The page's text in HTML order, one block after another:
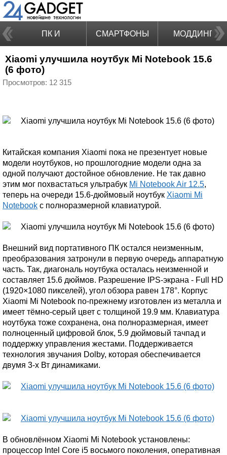
ПК И
НОУТБУКИ
СМАРТФОНЫ МОДДИНГ
Xiaomi улучшила ноутбук Mi Notebook 15.6
(6 фото)
Просмотров: 12 315
Китайская компания Xiaomi пока не презентует новые
модели ноутбуков, но прошлогодние модели одна за
одной получают достойное обновление. Не так давно
этим мог похвастаться ультрабук Mi Notebook Air 12.5,
теперь на очереди 15.6-дюймовый ноутбук Xiaomi Mi
Notebook с полноразмерной клавиатурой.
Внешний вид портативного ПК остался неизменным,
преобразования затронули в первую очередь аппаратную
часть. Так, диагональ ноутбука осталась неизменной и
составляет 15.6 дюймов. Разрешение IPS-экрана - Full HD
(1920×1080 пикселей), угол обзора равен 178°. Корпус
Xiaomi Mi Notebook по-прежнему изготовлен из металла и
имеет тёмно-серый цвет с толщиной 19.9 мм. Клавиатура
ноутбука тоже сохранена, она полноразмерная, имеет
полноценный цифровой блок, 5.9 дюймовый тачпад и
поддержку управления жестами. Поддерживается
технология звучания Dolby, которая обеспечивается
двумя 3-х Вт динамиками.
В обновлённом Xiaomi Mi Notebook установлены:
процессор Intel Core i5 восьмого поколения, оперативная